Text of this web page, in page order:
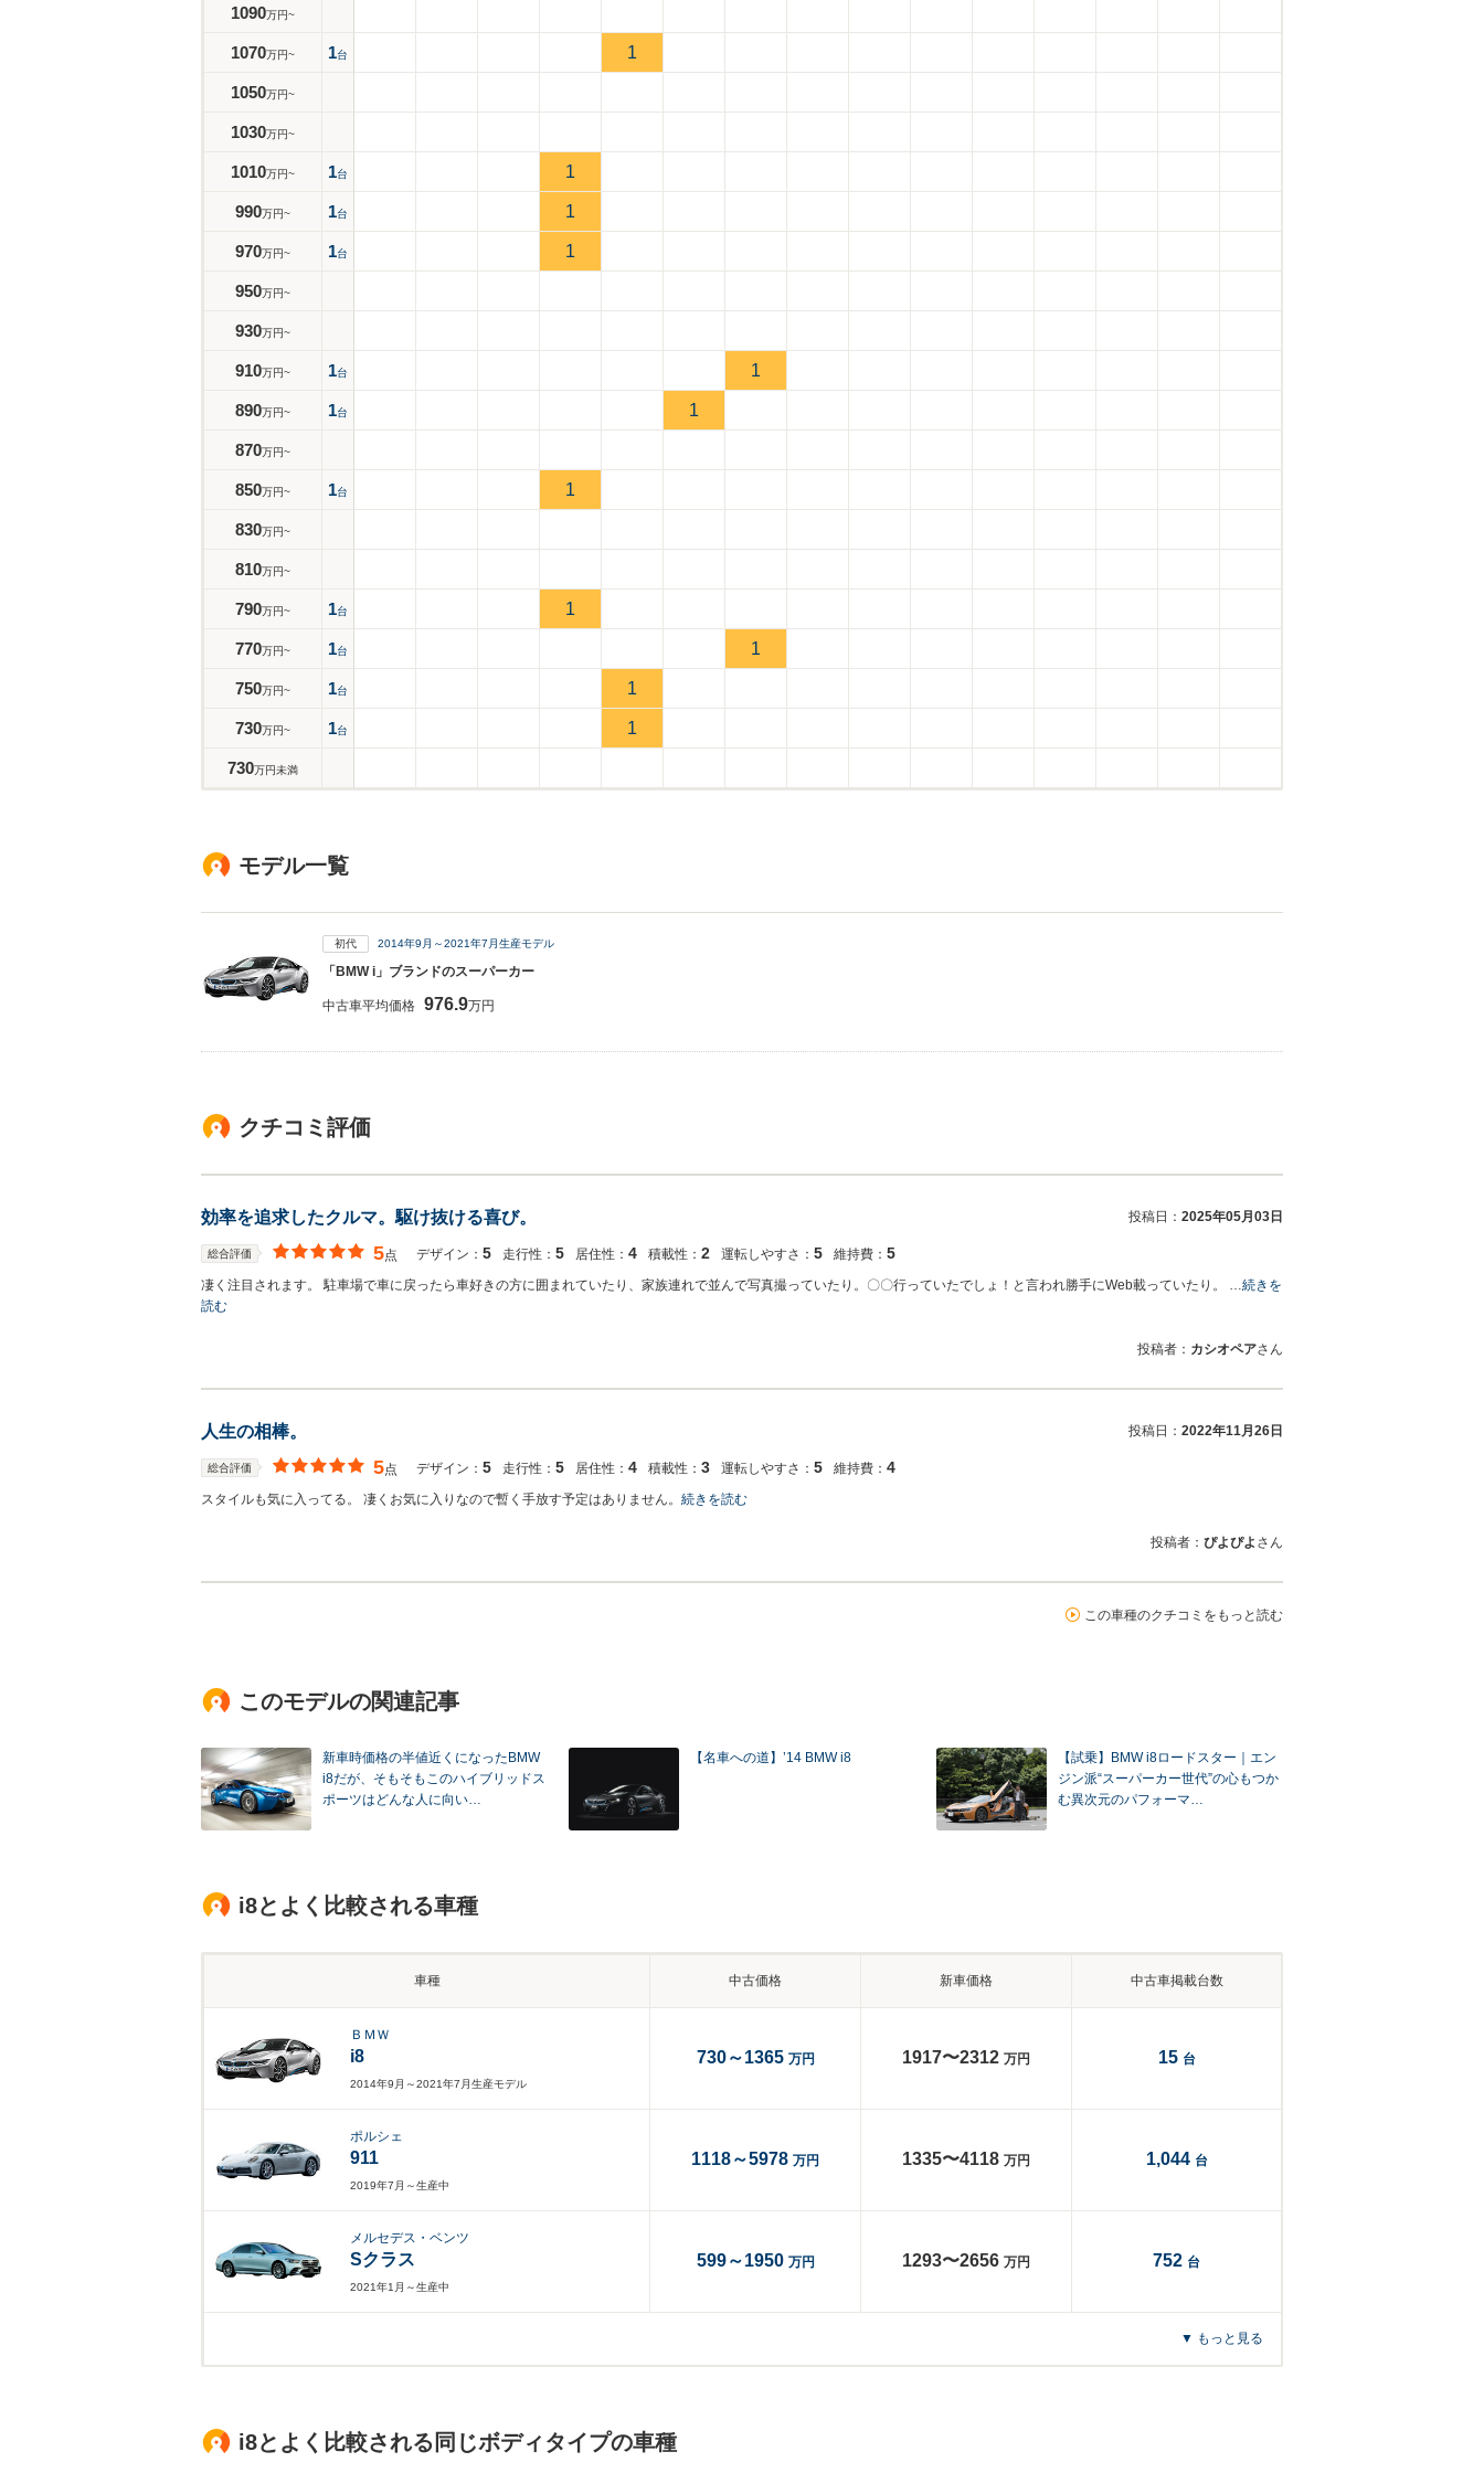
1090万円~
1070万円~ 1台 1
1050万円~
1030万円~
1010万円~ 1台 1
990万円~ 1台 1
970万円~ 1台 1
950万円~
930万円~
910万円~ 1台 1
890万円~ 1台 1
870万円~
850万円~ 1台 1
830万円~
810万円~
790万円~ 1台 1
770万円~ 1台 1
750万円~ 1台 1
730万円~ 1台 1
730万円未満
モデル一覧
初代 2014年9月～2021年7月生産モデル
「BMW i」ブランドのスーパーカー
中古車平均価格 976.9万円
クチコミ評価
効率を追求したクルマ。駆け抜ける喜び。 投稿日： 2025年05月03日
総合評価 5点 デザイン： 5 走行性： 5 居住性： 4 積載性： 2 運転しやすさ： 5 維持費： 5
凄く注目されます。 駐車場で車に戻ったら車好きの方に囲まれていたり、家族連れで並んで写真撮っていたり。〇〇行っていたでしょ！と言われ勝手にWeb載っていたり。 …続きを
読む
投稿者： カシオペアさん
人生の相棒。 投稿日： 2022年11月26日
総合評価 5点 デザイン： 5 走行性： 5 居住性： 4 積載性： 3 運転しやすさ： 5 維持費： 4
スタイルも気に入ってる。 凄くお気に入りなので暫く手放す予定はありません。 続きを読む
投稿者： ぴよぴよ さん
この車種のクチコミをもっと読む
このモデルの関連記事
新車時価格の半値近くになったBMW
i8だが、そもそもこのハイブリッドス
ポーツはどんな人に向い…
【名車への道】’14 BMW i8
【試乗】BMW i8ロードスター｜エン
ジン派“スーパーカー世代”の心もつか
む異次元のパフォーマ…
i8とよく比較される車種
車種 中古価格 新車価格 中古車掲載台数
ＢＭＷ
i8
2014年9月～2021年7月生産モデル
730～1365 万円 1917〜2312 万円 15 台
ポルシェ
911
2019年7月～生産中
1118～5978 万円 1335〜4118 万円 1,044 台
メルセデス・ベンツ
Sクラス
2021年1月～生産中
599～1950 万円 1293〜2656 万円 752 台
▼ もっと見る
i8とよく比較される同じボディタイプの車種